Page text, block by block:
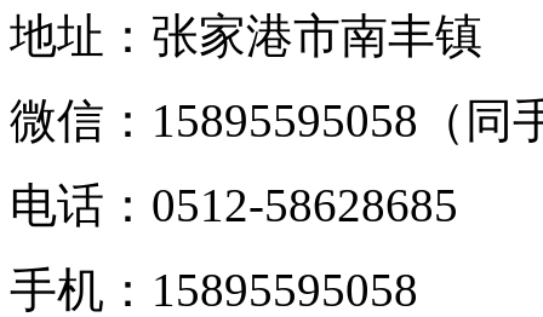
地址：张家港市南丰镇
微信：15895595058（同
电话：0512-58628685
手机：15895595058